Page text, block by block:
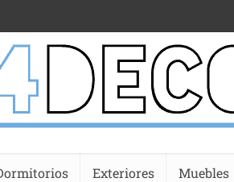
Exteriores Muebles